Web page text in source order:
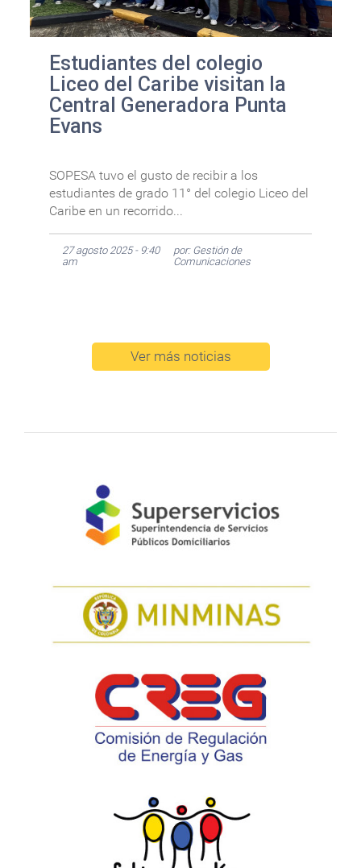
Estudiantes del colegio
Liceo del Caribe visitan la
Central Generadora Punta
Evans
SOPESA tuvo el gusto de recibir a los
estudiantes de grado 11° del colegio Liceo del
Caribe en un recorrido...
27 agosto 2025 - 9:40
am
por: Gestión de
Comunicaciones
Ver más noticias